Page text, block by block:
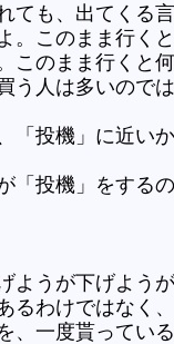
も、出てくる言
。このまま行く
このまま行くと
う人は多いので
「投機」に近いか
「投機」をする
ようが下げようが
るわけではなく、
、一度貰ってい